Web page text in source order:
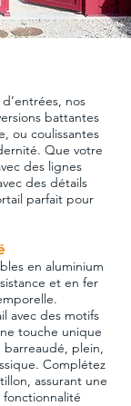
nos
battantes
ou coulissantes
Que votre
des lignes
des détails
parfait pour
en aluminium
et en fer
avec des motifs
touche unique
plein,
Complétez
assurant une